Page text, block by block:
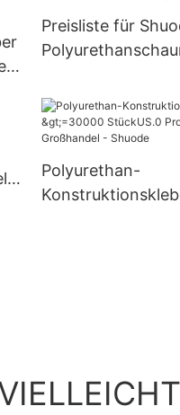
-
Preisliste für
Polyurethan-